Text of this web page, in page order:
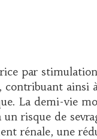
par
La demi-vie
risque de
rénale, une